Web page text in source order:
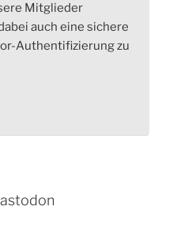
Mitglieder
auch eine sichere
Authentifizierung zu